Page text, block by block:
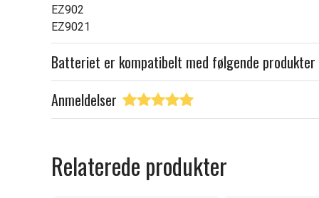
EZ902
EZ9021
Batteriet er kompatibelt med følgende produkter
Anmeldelser
Relaterede produkter